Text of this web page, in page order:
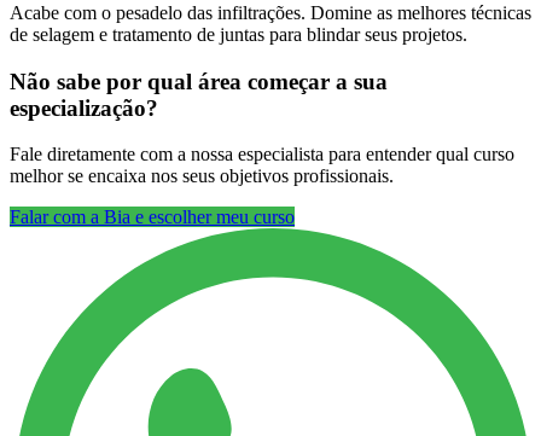
Acabe com o pesadelo das infiltrações. Domine as melhores técnicas
de selagem e tratamento de juntas para blindar seus projetos.
Não sabe por qual área começar a sua
especialização?
Fale diretamente com a nossa especialista para entender qual curso
melhor se encaixa nos seus objetivos profissionais.
Falar com a Bia e escolher meu curso